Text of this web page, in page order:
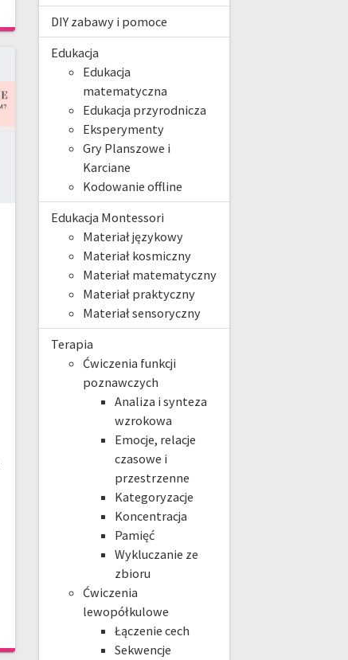
DIY zabawy i pomoce
Edukacja
Edukacja
matematyczna
Edukacja przyrodnicza
Eksperymenty
Gry Planszowe i
Karciane
Kodowanie offline
Edukacja Montessori
Materiał językowy
Materiał kosmiczny
Materiał matematyczny
Materiał praktyczny
Materiał sensoryczny
Terapia
Ćwiczenia funkcji
poznawczych
Analiza i synteza
wzrokowa
Emocje, relacje
czasowe i
przestrzenne
Kategoryzacje
Koncentracja
Pamięć
Wykluczanie ze
zbioru
Ćwiczenia
lewopółkulowe
Łączenie cech
Sekwencje